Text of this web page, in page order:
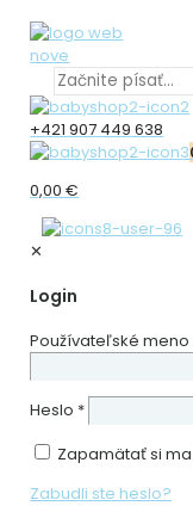
+421 907 449 638
0,00 €
✕
Login
Používateľské
Heslo *
Zapamätať si ma
Zabudli ste heslo?